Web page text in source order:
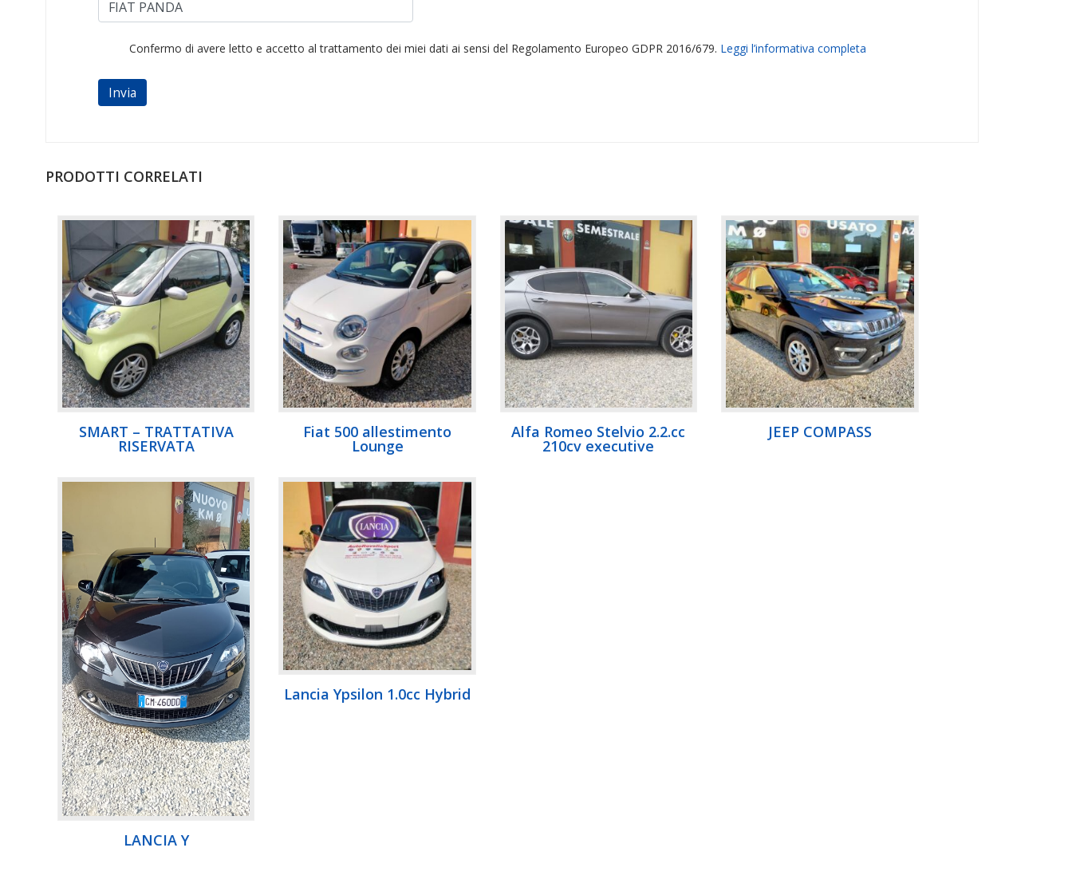
Confermo di avere letto e accetto al trattamento dei miei dati ai sensi del Regolamento Europeo GDPR 2016/679. Leggi l’informativa completa
PRODOTTI CORRELATI
SMART – TRATTATIVA
RISERVATA
Fiat 500 allestimento
Lounge
Alfa Romeo Stelvio 2.2.cc
210cv executive
JEEP COMPASS
LANCIA Y
Lancia Ypsilon 1.0cc Hybrid